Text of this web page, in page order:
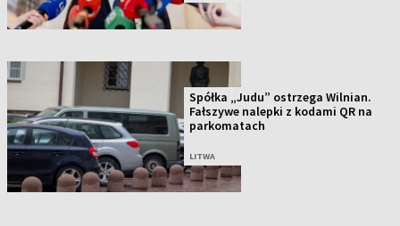
Spółka „Judu” ostrzega Wilnian.
Fałszywe nalepki z kodami QR na
parkomatach
LITWA